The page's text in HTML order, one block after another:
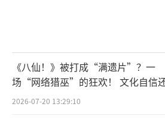
《八仙！》被打成“满遗片”？一
场“网络猎巫”的狂欢！ 文化自信
焦虑？
2026-07-20 13:29:10